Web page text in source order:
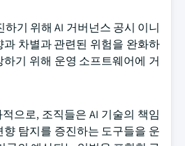
하기 위해 AI 거버넌스 공시 이니
차별과 관련된 위험을 완화하
기 위해 운영 소프트웨어에 거
으로, 조직들은 AI 기술의 책임
탐지를 증진하는 도구들을 운